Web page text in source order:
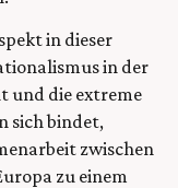
in dieser
in der
und die extreme
sich bindet,
zwischen
zu einem